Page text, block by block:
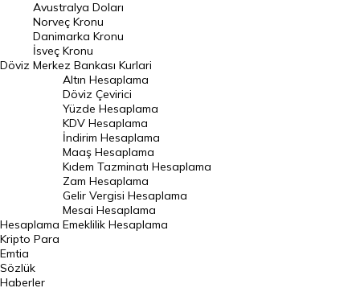
Danimarka Kronu Kuru
Kanada Doları Kuru
Norveç Kronu Kuru
İsveç Kronu Kuru
Japon Yeni Kuru
Serbest Piyasa Döviz Kurları
Merkez Bankası Döviz Kurları
Altın Fiyatları
Gram Altın Fiyatı
Çeyrek Altın Fiyatı
Döviz
Avustralya Doları
Norveç Kronu
Danimarka Kronu
İsveç Kronu
Merkez Bankası Kurlari
Hesaplama
Altın Hesaplama
Döviz Çevirici
Yüzde Hesaplama
KDV Hesaplama
İndirim Hesaplama
Maaş Hesaplama
Kıdem Tazminatı Hesaplama
Zam Hesaplama
Gelir Vergisi Hesaplama
Mesai Hesaplama
Emeklilik Hesaplama
Kripto Para
Emtia
Sözlük
Haberler